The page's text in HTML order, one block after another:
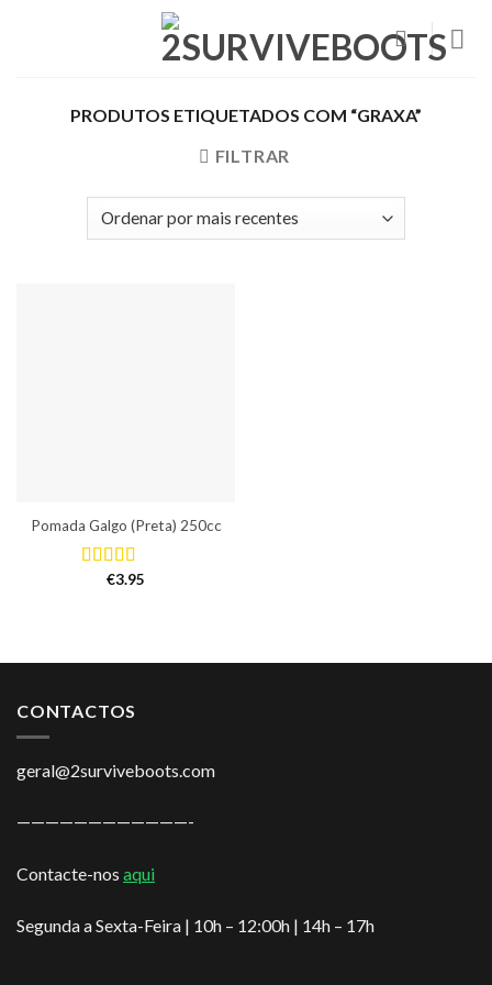
PRODUTOS ETIQUETADOS COM “GRAXA”
FILTRAR
Pomada Galgo (Preta) 250cc
Avaliação
€3.95
CONTACTOS
geral@2surviveboots.com
————————————-
Contacte-nos aqui
Segunda a Sexta-Feira | 10h – 12:00h | 14h – 17h